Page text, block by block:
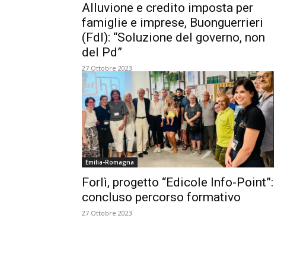
Alluvione e credito imposta per
famiglie e imprese, Buonguerrieri
(FdI): “Soluzione del governo, non
del Pd”
27 Ottobre 2023
Emilia-Romagna
Forlì, progetto “Edicole Info-Point”:
concluso percorso formativo
27 Ottobre 2023